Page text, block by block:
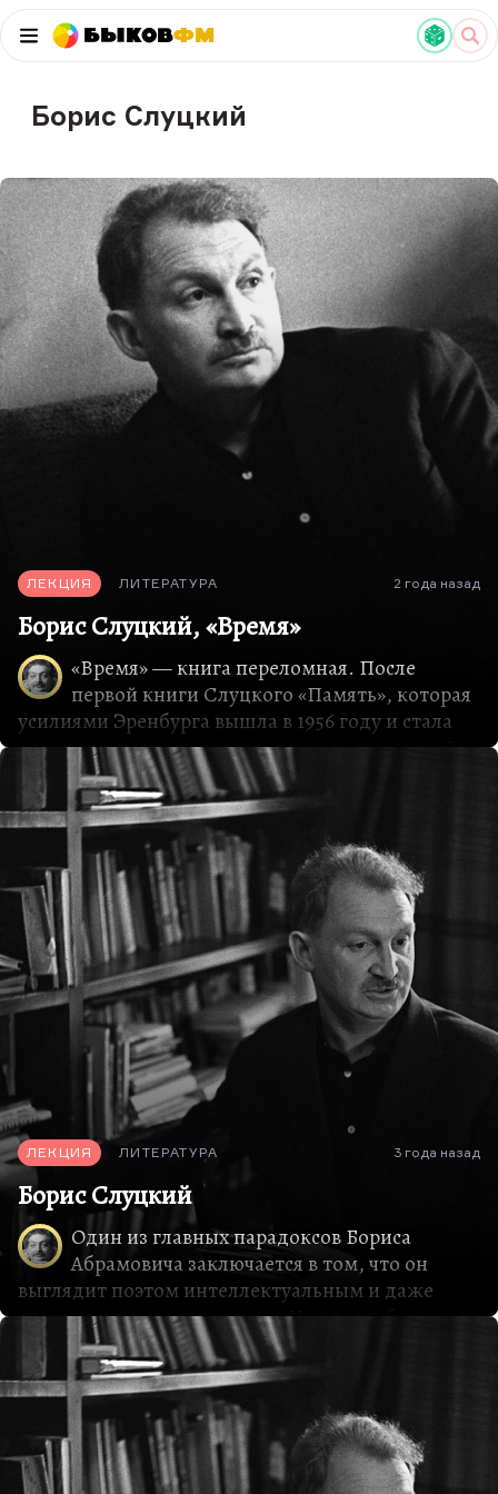
БыковФМ
Борис Слуцкий
ЛЕКЦИЯ ЛИТЕРАТУРА 2 года назад
Борис Слуцкий, «Время»
«Время» — книга переломная. После
первой книги Слуцкого «Память», которая
усилиями Эренбурга вышла в 1956 году и стала
одним из знаков оттепели, прошло три года. За
время, которое первая оттепель успела
закончиться в 1958 году, а закончилась она еще
раньше жестоким подавлением Будапешта, а в
1958-м разнузданной и чрезмерной, избыточной
травлей Пастернака, которая по Слуцкому
ударила несколько больнее, чем по другим. В
результате, я сейчас поговорю об этом подробно,
в результате перелома, который в жизни
Слуцкого произошел, в 1959 году перед нами
оказался другой поэт, и поэтому книга «Время»,
в отличие от оттепели, во многих отношениях
еще розоватой, полной иллюзии, абсолютно
легальной…
ЛЕКЦИЯ ЛИТЕРАТУРА 3 года назад
Борис Слуцкий
Один из главных парадоксов Бориса
Абрамовича заключается в том, что он
выглядит поэтом интеллектуальным и даже
временами умозрительным. Но это глубоко не
так. Слуцкий – это лирик, что называется, по
самой строчечной сути. Он, конечно, поэт
головной, рациональный; то, что называется
«умный», но в основе поэзии Слуцкого лежит
тревога, душевный дискомфорт. Не попытки
постижения реальности, не попытки